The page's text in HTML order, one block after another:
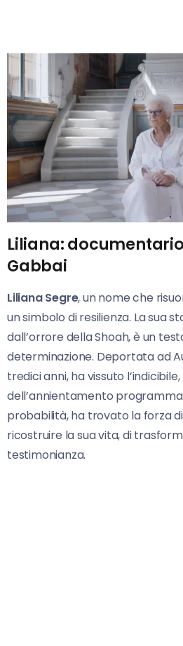
Liliana:
Gabbai
Liliana Segre, un nome che
un simbolo di resilienza. La sua
dall’orrore della Shoah, è un
determinazione. Deportata ad
tredici anni, ha vissuto
dell’annientamento
probabilità, ha trovato la forza
ricostruire la sua vita, di
testimonianza.